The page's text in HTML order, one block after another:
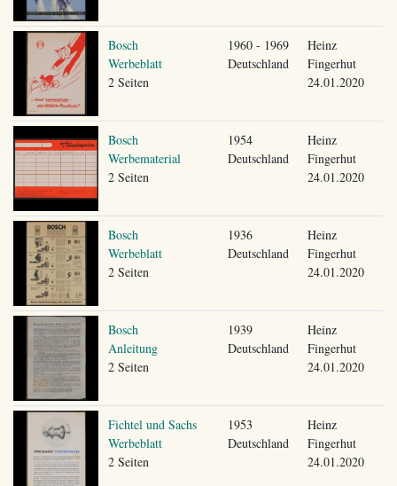
Bosch
Werbeblatt
2 Seiten
1960 - 1969
Deutschland
Heinz
Fingerhut
24.01.2020
Bosch
Werbematerial
2 Seiten
1954
Deutschland
Heinz
Fingerhut
24.01.2020
Bosch
Werbeblatt
2 Seiten
1936
Deutschland
Heinz
Fingerhut
24.01.2020
Bosch
Anleitung
2 Seiten
1939
Deutschland
Heinz
Fingerhut
24.01.2020
Fichtel und Sachs
Werbeblatt
2 Seiten
1953
Deutschland
Heinz
Fingerhut
24.01.2020